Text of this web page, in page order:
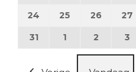
24 24 augustus 2026
25 25 augustus
26 26 27
3131 augustus 2026
1 1 september
2 2 3